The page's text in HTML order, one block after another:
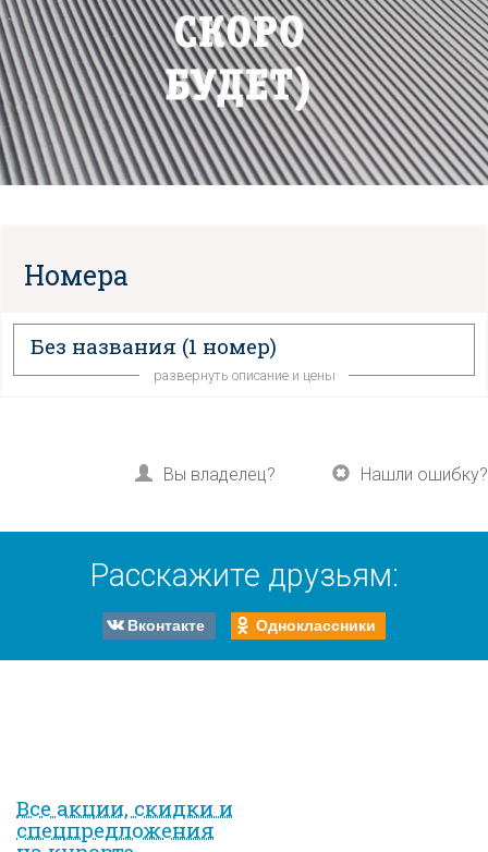
Номера
Без названия (1 номер)
развернуть описание и цены
Вы владелец? Нашли ошибку?
Расскажите друзьям:
Вконтакте Одноклассники
Все акции, скидки и
спец­предложе­ния